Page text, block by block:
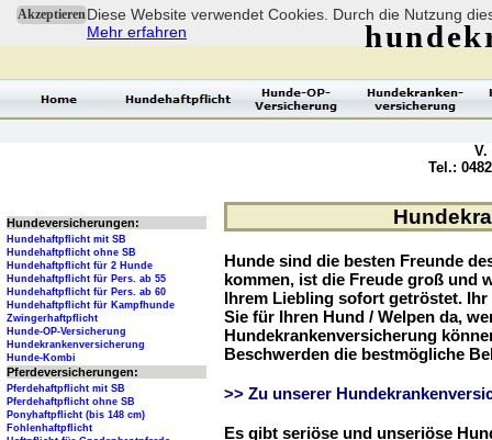
AkzeptierenDiese Website verwendet Cookies. Durch die Nutzung
Mehr erfahren
Hunde sind die besten Freunde
kommen, ist die Freude groß und
Ihrem Liebling sofort getröstet.
Sie für Ihren Hund / Welpen da,
Hundekrankenversicherung
Beschwerden die bestmögliche
>> Zu unserer
Es gibt seriöse und unseriöse
Hundeversicherungen:
Hundehaftpflicht mit SB
Hundehaftpflicht ohne SB
Hundehaftpflicht für 2 Hunde
Hundehaftpflicht für Pers. ab 55
Hundehaftpflicht für Pers. ab 60
Hundehaftpflicht für Kampfhunde
Zwingerhaftpflicht
Hunde-OP-Versicherung
Hundekrankenversicherung
Hunde-Kombi
Pferdeversicherungen:
Pferdehaftpflicht mit SB
Pferdehaftpflicht ohne SB
Ponyhaftpflicht (bis 148 cm)
Fohlenhaftpflicht
V.
Tel.: